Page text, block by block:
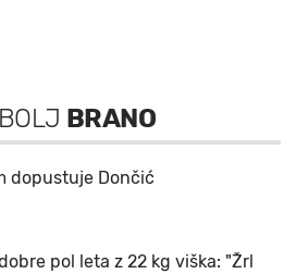
BRANO
dopustuje Dončić
pol leta z 22 kg viška: "Žrl